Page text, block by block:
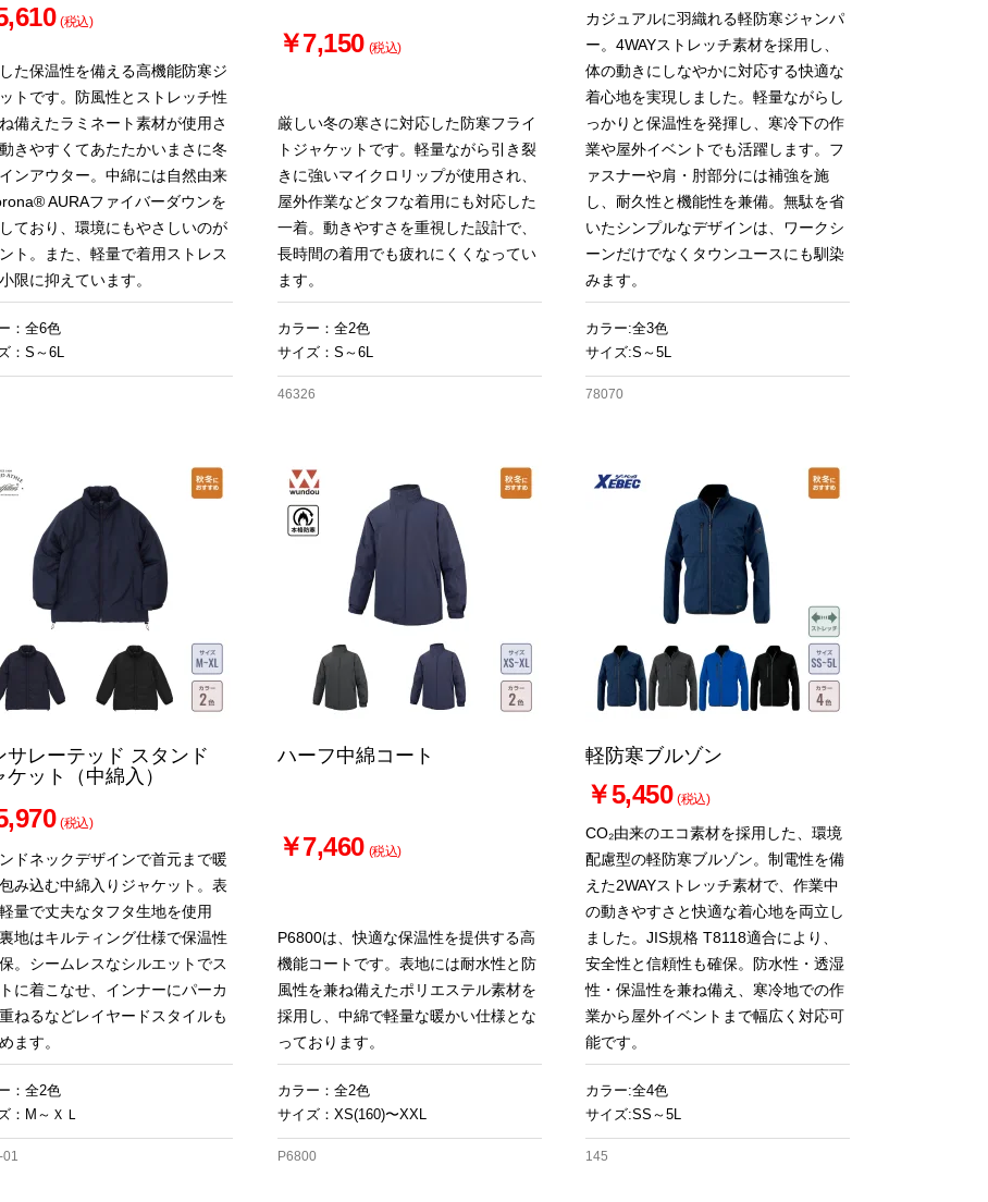
(税込)
た保温性を備える高機能防寒ジ
トです。防風性とストレッチ性
備えたラミネート素材が使用さ
きやすくてあたたかいまさに冬
ンアウター。中綿には自然由来
AURAファイバーダウンを
ており、環境にもやさしいのが
ト。また、軽量で着用ストレス
限に抑えています。
：全6色
：S～6L
￥7,150 (税込)
厳しい冬の寒さに対応した防寒フライ
トジャケットです。軽量ながら引き裂
きに強いマイクロリップが使用され、
屋外作業などタフな着用にも対応した
一着。動きやすさを重視した設計で、
長時間の着用でも疲れにくくなってい
ます。
カラー：全2色
サイズ：S～6L
46326
カジュアルに羽織れる軽防寒ジャンパ
ー。4WAYストレッチ素材を採用し、
体の動きにしなやかに対応する快適な
着心地を実現しました。軽量ながらし
っかりと保温性を発揮し、寒冷下の作
業や屋外イベントでも活躍します。フ
ァスナーや肩・肘部分には補強を施
し、耐久性と機能性を兼備。無駄を省
いたシンプルなデザインは、ワークシ
ーンだけでなくタウンユースにも馴染
みます。
カラー:全3色
サイズ:S～5L
78070
サレーテッド スタンド
ケット（中綿入）
(税込)
ドネックデザインで首元まで暖
み込む中綿入りジャケット。表
量で丈夫なタフタ生地を使用
地はキルティング仕様で保温性
。シームレスなシルエットでス
に着こなせ、インナーにパーカ
ねるなどレイヤードスタイルも
ます。
：全2色
：M～ＸＬ
01
ハーフ中綿コート
￥7,460 (税込)
P6800は、快適な保温性を提供する高
機能コートです。表地には耐水性と防
風性を兼ね備えたポリエステル素材を
採用し、中綿で軽量な暖かい仕様とな
っております。
カラー：全2色
サイズ：XS(160)〜XXL
P6800
軽防寒ブルゾン
￥5,450 (税込)
CO₂由来のエコ素材を採用した、環境
配慮型の軽防寒ブルゾン。制電性を備
えた2WAYストレッチ素材で、作業中
の動きやすさと快適な着心地を両立し
ました。JIS規格 T8118適合により、
安全性と信頼性も確保。防水性・透湿
性・保温性を兼ね備え、寒冷地での作
業から屋外イベントまで幅広く対応可
能です。
カラー:全4色
サイズ:SS～5L
145